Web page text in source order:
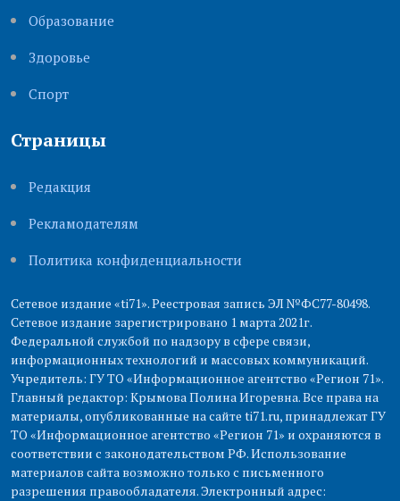
Образование
Здоровье
Cпорт
Страницы
Редакция
Рекламодателям
Политика конфиденциальности
Сетевое издание «ti71». Реестровая запись ЭЛ №ФС77-80498.
Сетевое издание зарегистрировано 1 марта 2021г.
Федеральной службой по надзору в сфере связи,
информационных технологий и массовых коммуникаций.
Учредитель: ГУ ТО «Информационное агентство «Регион 71».
Главный редактор: Крымова Полина Игоревна. Все права на
материалы, опубликованные на сайте ti71.ru, принадлежат ГУ
ТО «Информационное агентство «Регион 71» и охраняются в
соответствии с законодательством РФ. Использование
материалов сайта возможно только с письменного
разрешения правообладателя. Электронный адрес: